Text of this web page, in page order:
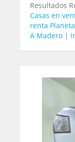
Resultados
Casas en
renta
A Madero |